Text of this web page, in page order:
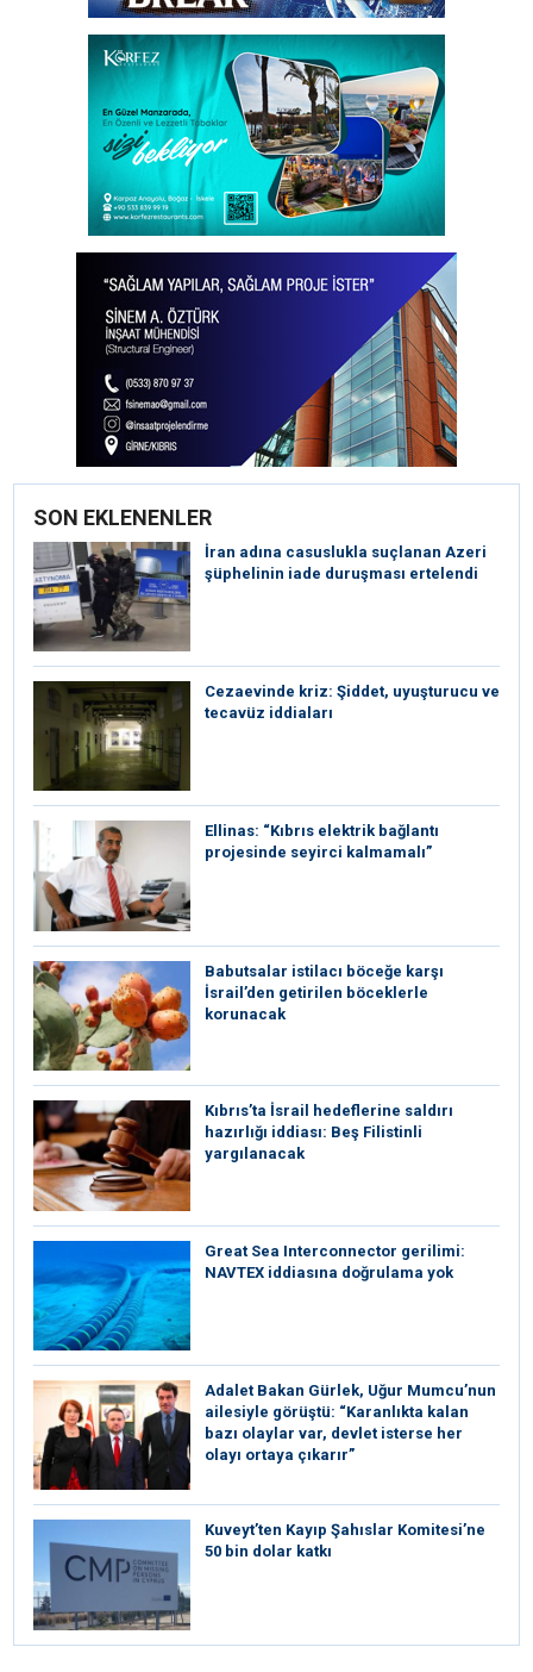
SON EKLENENLER
İran adına casuslukla suçlanan Azeri
şüphelinin iade duruşması ertelendi
Cezaevinde kriz: Şiddet, uyuşturucu ve
tecavüz iddiaları
Ellinas: “Kıbrıs elektrik bağlantı
projesinde seyirci kalmamalı”
Babutsalar istilacı böceğe karşı
İsrail’den getirilen böceklerle
korunacak
Kıbrıs’ta İsrail hedeflerine saldırı
hazırlığı iddiası: Beş Filistinli
yargılanacak
Great Sea Interconnector gerilimi:
NAVTEX iddiasına doğrulama yok
Adalet Bakan Gürlek, Uğur Mumcu’nun
ailesiyle görüştü: “Karanlıkta kalan
bazı olaylar var, devlet isterse her
olayı ortaya çıkarır”
Kuveyt’ten Kayıp Şahıslar Komitesi’ne
50 bin dolar katkı